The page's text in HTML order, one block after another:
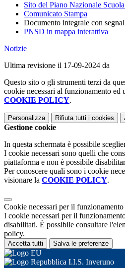
Sito del Piano Nazionale
Comunicato Stampa
Documento integrale con
PNSD in mappa interattiva
Notizie
Ultima revisione il 17-09-2024 da
Questo sito o gli strumenti terzi da
cookie necessari al funzionamento
COOKIE POLICY.
Personalizza Rifiuta tutti i cookies
Gestione cookie
In questa schermata è possibile
I cookie necessari sono quelli che
piattaforma e non è possibile
Per conoscere quali sono i cookie
visionare la COOKIE POLICY.
Cookie necessari per il funzionamento
I cookie necessari per il
disabilitati. È possibile consultare
policy.
Accetta tutti Salva le preferenze
I.I.S. Inveruno